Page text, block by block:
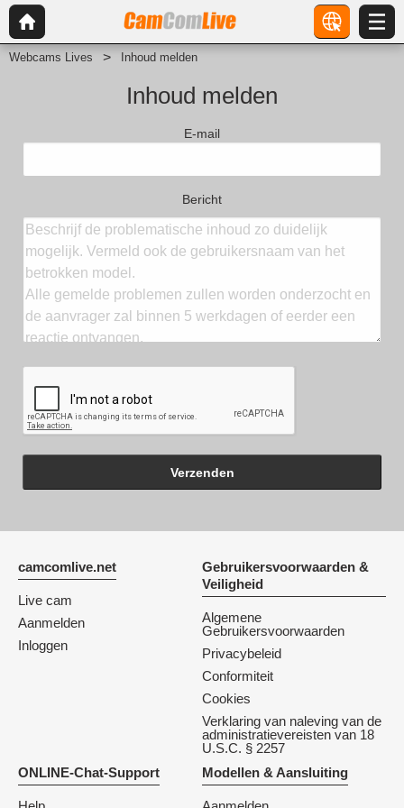
Webcams Lives Inhoud melden
Inhoud melden
E-mail
Bericht
Verzenden
camcomlive.net
Live cam
Aanmelden
Inloggen
Gebruikersvoorwaarden &
Veiligheid
Algemene
Gebruikersvoorwaarden
Privacybeleid
Conformiteit
Cookies
Verklaring van naleving van de
administratievereisten van 18
U.S.C. § 2257
ONLINE-Chat-Support
Modellen & Aansluiting